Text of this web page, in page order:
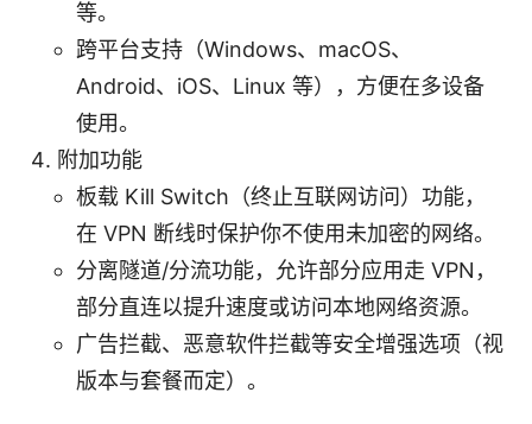
等。
跨平台支持（Windows、macOS、
Android、iOS、Linux 等），方便在多设备
使用。
附加功能
板载 Kill Switch（终止互联网访问）功能，
在 VPN 断线时保护你不使用未加密的网络。
分离隧道/分流功能，允许部分应用走 VPN，
部分直连以提升速度或访问本地网络资源。
广告拦截、恶意软件拦截等安全增强选项（视
版本与套餐而定）。